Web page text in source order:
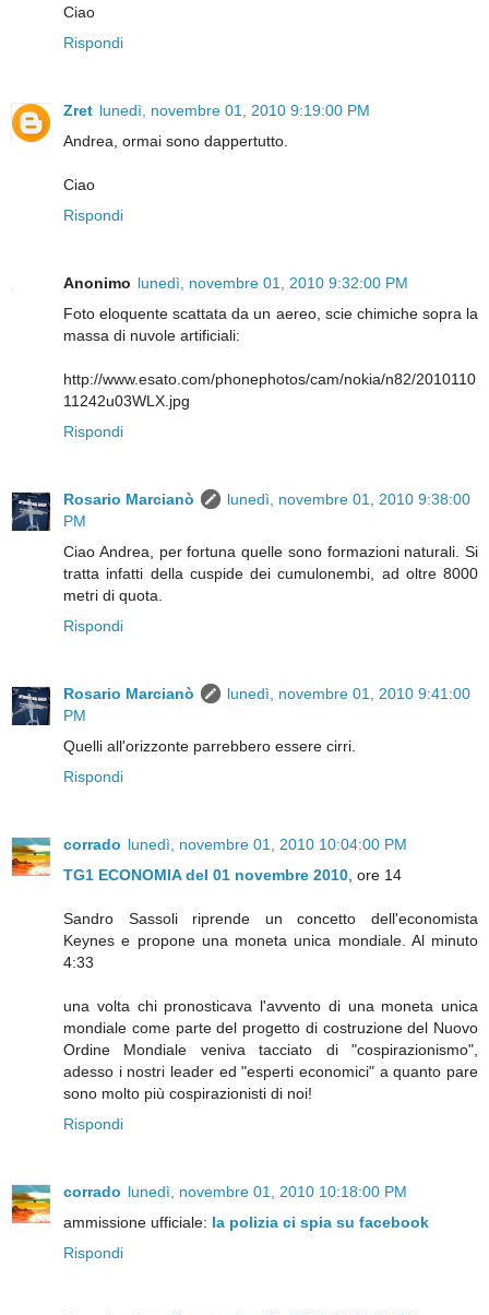
Ciao
Rispondi
Zret lunedì, novembre 01, 2010 9:19:00 PM
Andrea, ormai sono dappertutto.
Ciao
Rispondi
Anonimo lunedì, novembre 01, 2010 9:32:00 PM
Foto eloquente scattata da un aereo, scie chimiche sopra la
massa di nuvole artificiali:
http://www.esato.com/phonephotos/cam/nokia/n82/2010110
11242u03WLX.jpg
Rispondi
Rosario Marcianò
lunedì, novembre 01, 2010 9:38:00
PM
Ciao Andrea, per fortuna quelle sono formazioni naturali. Si
tratta infatti della cuspide dei cumulonembi, ad oltre 8000
metri di quota.
Rispondi
Rosario Marcianò
lunedì, novembre 01, 2010 9:41:00
PM
Quelli all'orizzonte parrebbero essere cirri.
Rispondi
corrado lunedì, novembre 01, 2010 10:04:00 PM
TG1 ECONOMIA del 01 novembre 2010, ore 14
Sandro Sassoli riprende un concetto dell'economista
Keynes e propone una moneta unica mondiale. Al minuto
4:33
una volta chi pronosticava l'avvento di una moneta unica
mondiale come parte del progetto di costruzione del Nuovo
Ordine Mondiale veniva tacciato di "cospirazionismo",
adesso i nostri leader ed "esperti economici" a quanto pare
sono molto più cospirazionisti di noi!
Rispondi
corrado lunedì, novembre 01, 2010 10:18:00 PM
ammissione ufficiale: la polizia ci spia su facebook
Rispondi